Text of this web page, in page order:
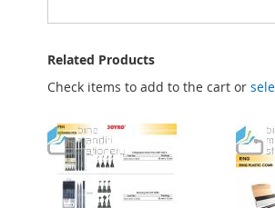
Related Products
Check items to add to the cart or